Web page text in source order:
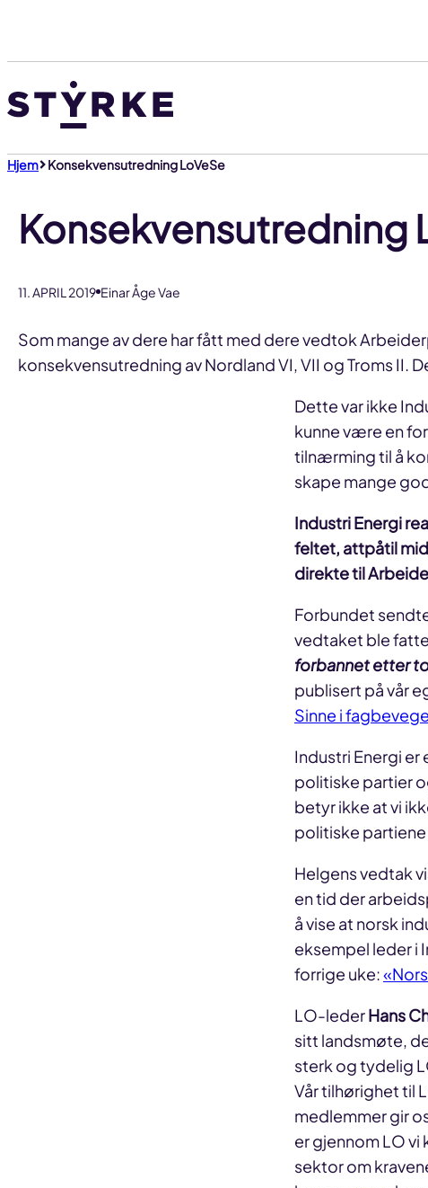
innhold
Hjem Konsekvensutredning LoVeSe
Konsekvensutredning
11. APRIL 2019 Einar Åge Vae
Som mange av dere har fått med dere vedtok
konsekvensutredning av Nordland VI, VII og Troms
Dette var ikke
kunne være en
tilnærming til å
skape mange
Industri Energi
feltet, attpåtil
direkte til
Forbundet
vedtaket ble
forbannet etter
publisert på vår
Sinne i
Industri Energi
politiske partier
betyr ikke at vi
politiske partiene
Helgens vedtak
en tid der
å vise at norsk
eksempel leder i
forrige uke:
LO-lederHans
sitt landsmøte,
sterk og tydelig
Vår tilhørighet til
medlemmer gir
er gjennom LO
sektor om